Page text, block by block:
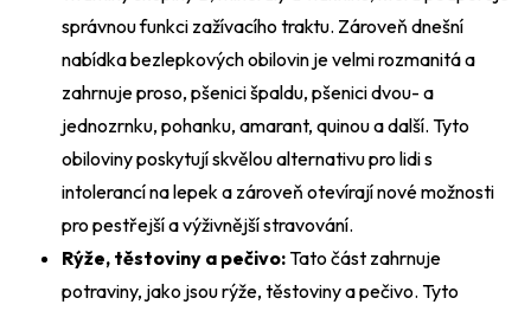
správnou funkci zažívacího traktu. Zároveň dnešní
nabídka bezlepkových obilovin je velmi rozmanitá a
zahrnuje proso, pšenici špaldu, pšenici dvou- a
jednozrnku, pohanku, amarant, quinou a další. Tyto
obiloviny poskytují skvělou alternativu pro lidi s
intolerancí na lepek a zároveň otevírají nové možnosti
pro pestřejší a výživnější stravování.
Rýže, těstoviny a pečivo:Tato část zahrnuje
potraviny, jako jsou rýže, těstoviny a pečivo. Tyto